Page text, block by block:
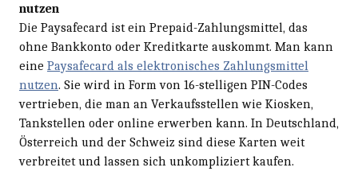
nutzen
Die Paysafecard ist ein Prepaid-Zahlungsmittel, das
ohne Bankkonto oder Kreditkarte auskommt. Man kann
eine Paysafecard als elektronisches Zahlungsmittel
nutzen. Sie wird in Form von 16-stelligen PIN-Codes
vertrieben, die man an Verkaufsstellen wie Kiosken,
Tankstellen oder online erwerben kann. In Deutschland,
Österreich und der Schweiz sind diese Karten weit
verbreitet und lassen sich unkompliziert kaufen.